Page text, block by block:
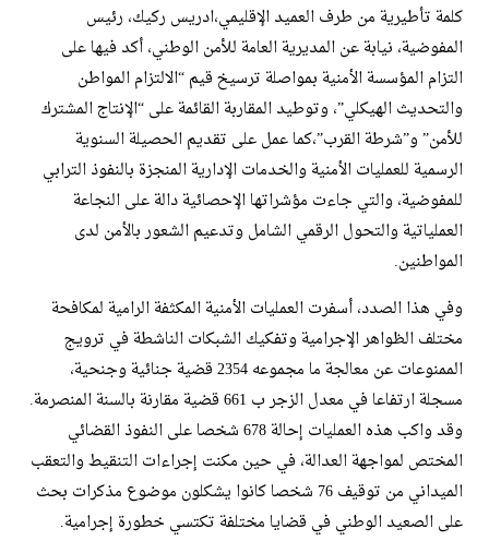
كلمة تأطيرية من طرف العميد الإقليمي،ادريس ركيك، رئيس
المفوضية، نيابة عن المديرية العامة للأمن الوطني، أكد فيها على
التزام المؤسسة الأمنية بمواصلة ترسيخ قيم “الالتزام المواطن
والتحديث الهيكلي”، وتوطيد المقاربة القائمة على “الإنتاج المشترك
للأمن” و”شرطة القرب”،كما عمل على تقديم الحصيلة السنوية
الرسمية للعمليات الأمنية والخدمات الإدارية المنجزة بالنفوذ الترابي
للمفوضية، والتي جاءت مؤشراتها الإحصائية دالة على النجاعة
العملياتية والتحول الرقمي الشامل وتدعيم الشعور بالأمن لدى
المواطنين.
​وفي هذا الصدد، أسفرت العمليات الأمنية المكثفة الرامية لمكافحة
مختلف الظواهر الإجرامية وتفكيك الشبكات الناشطة في ترويج
الممنوعات عن معالجة ما مجموعه 2354 قضية جنائية وجنحية،
مسجلة ارتفاعا في معدل الزجر ب 661 قضية مقارنة بالسنة المنصرمة.
وقد واكب هذه العمليات إحالة 678 شخصا على النفوذ القضائي
المختص لمواجهة العدالة، في حين مكنت إجراءات التنقيط والتعقب
الميداني من توقيف 76 شخصا كانوا يشكلون موضوع مذكرات بحث
على الصعيد الوطني في قضايا مختلفة تكتسي خطورة إجرامية.